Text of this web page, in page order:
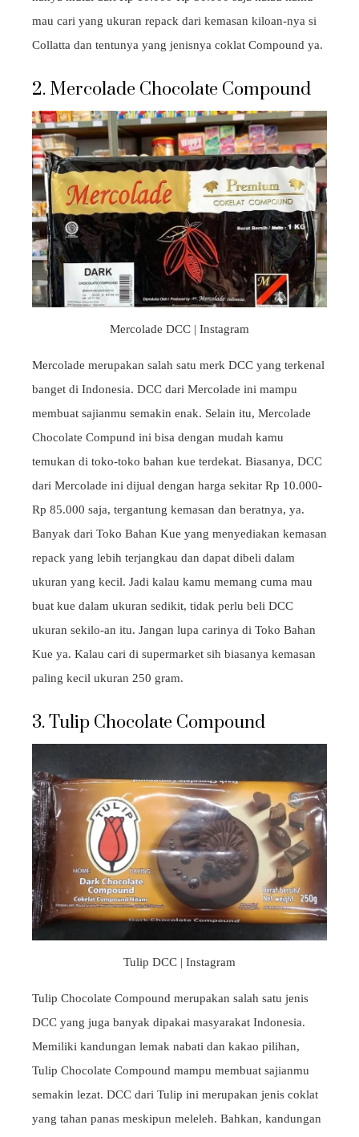
mau cari yang ukuran repack dari kemasan kiloan-nya si
Collatta dan tentunya yang jenisnya coklat Compound ya.
2. Mercolade Chocolate Compound
Mercolade DCC | Instagram
Mercolade merupakan salah satu merk DCC yang terkenal
banget di Indonesia. DCC dari Mercolade ini mampu
membuat sajianmu semakin enak. Selain itu, Mercolade
Chocolate Compund ini bisa dengan mudah kamu
temukan di toko-toko bahan kue terdekat. Biasanya, DCC
dari Mercolade ini dijual dengan harga sekitar Rp 10.000-
Rp 85.000 saja, tergantung kemasan dan beratnya, ya.
Banyak dari Toko Bahan Kue yang menyediakan kemasan
repack yang lebih terjangkau dan dapat dibeli dalam
ukuran yang kecil. Jadi kalau kamu memang cuma mau
buat kue dalam ukuran sedikit, tidak perlu beli DCC
ukuran sekilo-an itu. Jangan lupa carinya di Toko Bahan
Kue ya. Kalau cari di supermarket sih biasanya kemasan
paling kecil ukuran 250 gram.
3. Tulip Chocolate Compound
Tulip DCC | Instagram
Tulip Chocolate Compound merupakan salah satu jenis
DCC yang juga banyak dipakai masyarakat Indonesia.
Memiliki kandungan lemak nabati dan kakao pilihan,
Tulip Chocolate Compound mampu membuat sajianmu
semakin lezat. DCC dari Tulip ini merupakan jenis coklat
yang tahan panas meskipun meleleh. Bahkan, kandungan